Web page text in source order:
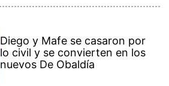
Diego y Mafe se casaron por
lo civil y se convierten en los
nuevos De Obaldía